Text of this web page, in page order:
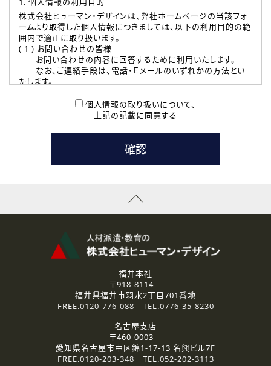
株式会社ヒューマン・デザインは、弊社ホームページの当該フォ
ームより取得した個人情報につきましては、以下の利用目的の範
囲内で適正に取り扱います。
( 1 ) お問い合わせの皆様
お問い合わせの内容に回答するために利用いたします。
なお、ご連絡手段は、電話・Ｅメールのいずれかの方法とい
たします。
本登録に関するご連絡および本登録時の参考情報として利
たします。
( 3 ) スタッフ派遣を検討されている企業の皆様
お問い合わせの内容に回答するために利用いたします。
なお、ご連絡手段は、電話・Ｅメールのいずれかの方法とい
資料送付、受講相談に関するご連絡のために利用いたしま
その他、お問い合わせの内容に回答するために利用いたし
なお、ご連絡手段は、電話・Ｅメールのいずれかの方法とい
2.個人情報の第三者提供
ご提供いただいた個人情報は、法令等の規定に従う場合を除き、
3.個人情報の取り扱いの委託
弊社の定める個人情報保護の評価基準を満たした委託先に、個
人情報を委託する場合があります。
個人情報の取り扱いについて、
上記の記載に同意する
福井本社
〒918-8114
福井県福井市羽水2丁目701番地
FREE.0120-776-088 TEL.0776-35-8230
名古屋支店
〒460-0003
愛知県名古屋市中区錦1-17-13 名興ビル7F
FREE.0120-203-348 TEL.052-202-3113